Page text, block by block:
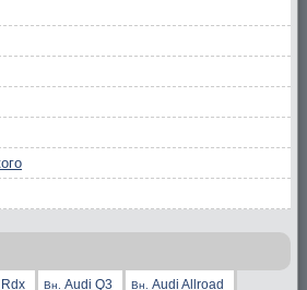
Вн. Audi Q3 Вн. Audi Allroad